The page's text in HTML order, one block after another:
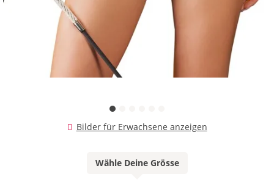
Bilder für Erwachsene anzeigen
Wähle Deine Grösse